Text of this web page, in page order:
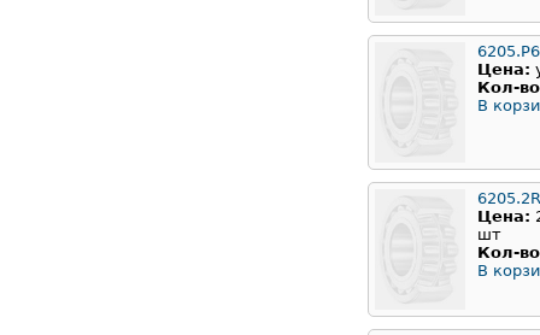
Цена:
Кол-
В
Цена:
шт
Кол-
В